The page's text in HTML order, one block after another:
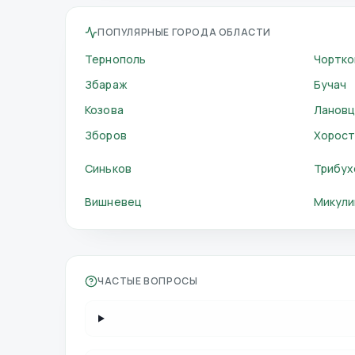
ПОПУЛЯРНЫЕ ГОРОДА ОБЛАСТИ
Тернополь
Збараж
Бучач
Козова
Зборов
Синьков
Вишневец
ЧАСТЫЕ ВОПРОСЫ